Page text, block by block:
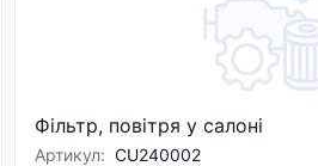
Фільтр, повітря у салоні
Артикул: CU240002